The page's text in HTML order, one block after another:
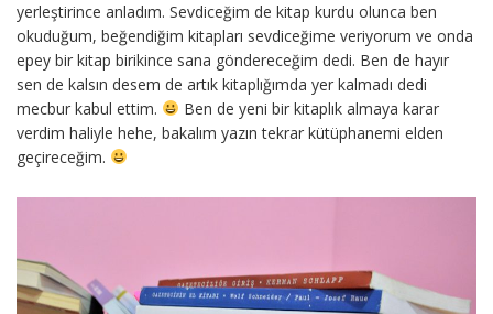
yerleştirince anladım. Sevdiceğim de kitap kurdu olunca ben
okuduğum, beğendiğim kitapları sevdiceğime veriyorum ve onda
epey bir kitap birikince sana göndereceğim dedi. Ben de hayır
sen de kalsın desem de artık kitaplığımda yer kalmadı dedi
mecbur kabul ettim.
Ben de yeni bir kitaplık almaya karar
verdim haliyle hehe, bakalım yazın tekrar kütüphanemi elden
geçireceğim.